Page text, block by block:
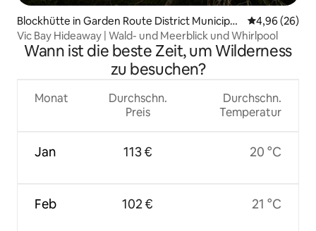
Blockhütte in Garden Route District Municipali
ty
4,96 (26)
Vic Bay Hideaway | Wald- und Meerblick und Whirlpool
Wann ist die beste Zeit, um Wilderness
zu besuchen?
Monat
Jan
Feb
Durchschn.
Preis
113 €
102 €
Durchschn.
Temperatur
20 °C
21 °C